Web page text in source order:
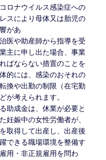
ロナウイルス感染症への
スにより母体又は胎児の
があ
医や助産師から指導を受
主に申し出た場合、事業
ばならない措置のことを
的には、感染のおそれの
換や出勤の制限（在宅勤
が考えられます。
助成金は、休業が必要と
妊娠中の女性労働者が、
取得して出産し、出産後
できる職場環境を整備す
用・非正規雇用を問わ